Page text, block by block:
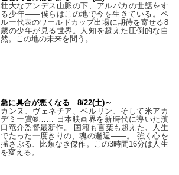
壮大なアンデス山脈の下、アルパカの世話をす
る少年――僕らはこの地で今を生きている。ペ
ルー代表のワールドカップ出場に期待を寄せる8
歳の少年が見る世界。人知を超えた圧倒的な自
然。この地の未来を問う。
急に具合が悪くなる 8/22(土)～
カンヌ、ヴェネチア、ベルリン、そして米アカ
デミー賞®…… 日本映画界を新時代に導いた濱
口竜介監督最新作。 国籍も言葉も超えた、人生
でたった一度きりの、魂の邂逅――。 強く心を
揺さぶる、比類なき傑作。この3時間16分は人生
を変える。